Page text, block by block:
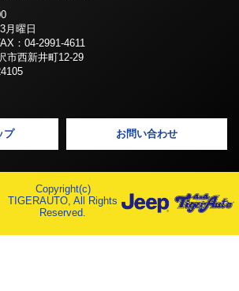
月曜日
：04-2991-4611
市西新井町12-29
プ お問い合わせ
Copyright(c)
TIGERAUTO, All Rights
Reserved.